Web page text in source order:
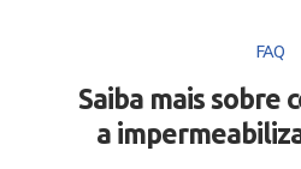
FAQ
Saiba mais sobre
a